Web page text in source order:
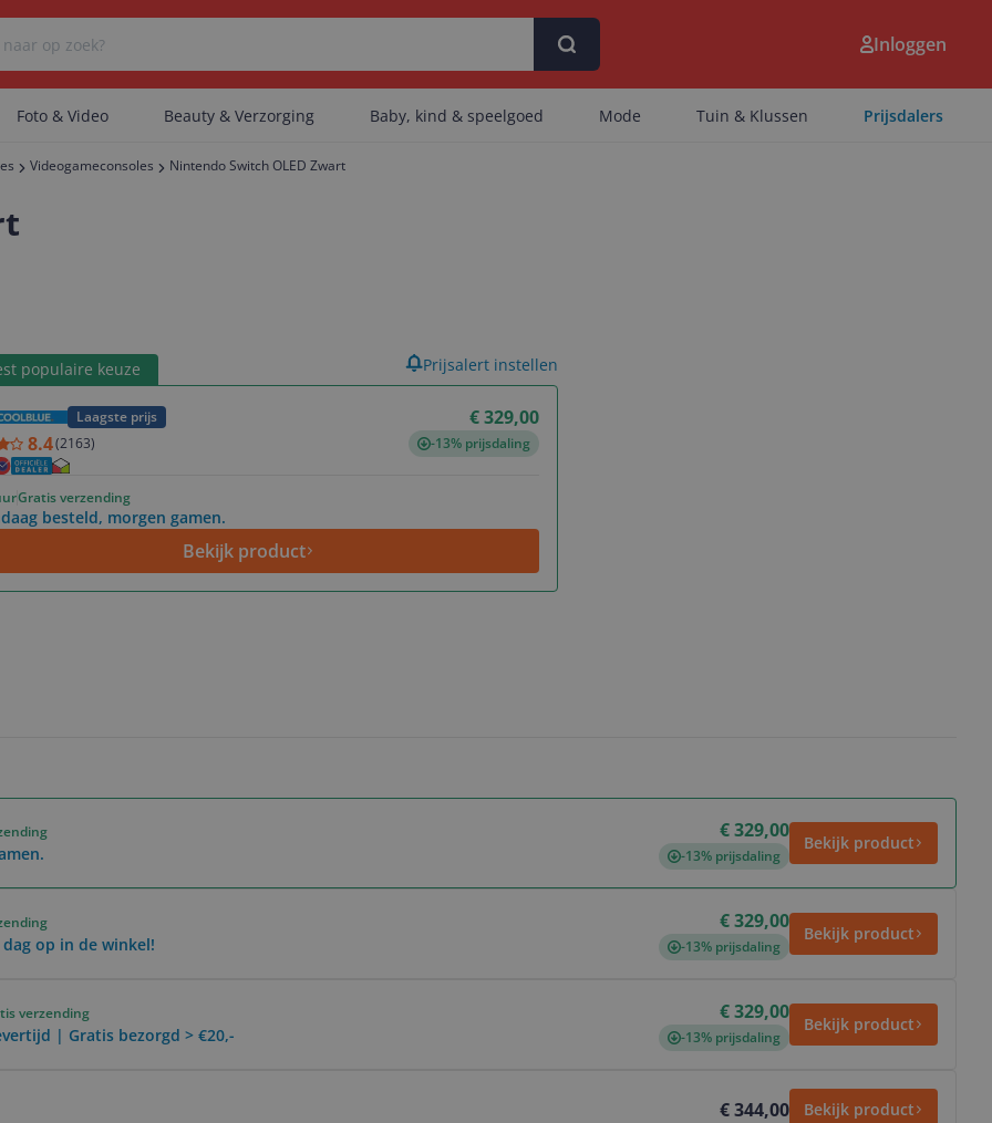
Er zijn geen artikelen gevonden.
Inloggen
Foto & Video Beauty & Verzorging Baby, kind & speelgoed Mode Tuin & Klussen Prijsdalers
Videogameconsoles Nintendo Switch OLED Zwart
populaire keuze
Laagste prijs
€ 329,00
8.4(2163) -13% prijsdaling
Gratis verzending
besteld, morgen gamen.
Bekijk product
Prijsalert instellen
€ 329,00
-13% prijsdaling
Bekijk product
op in de winkel!
€ 329,00
-13% prijsdaling
Bekijk product
verzending
| Gratis bezorgd > €20,-
€ 329,00
-13% prijsdaling
Bekijk product
€ 344,00 Bekijk product